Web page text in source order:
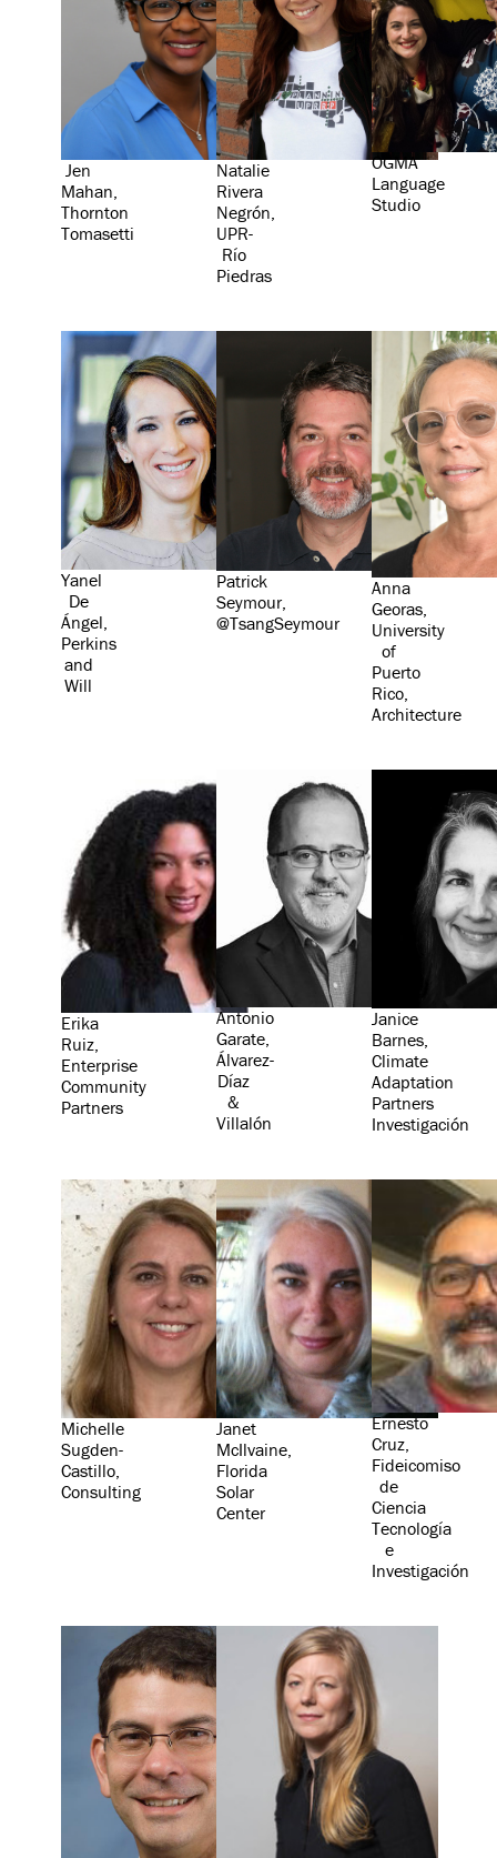
Jen
Mahan,
Thornton
Tomasetti
Natalie
Rivera
Negrón,
UPR-
Río
Piedras
OGMA
Language
Studio
Yanel
De
Ángel,
Perkins
and
Will
Patrick
Seymour,
@TsangSeymour
Anna
Georas,
University
of
Puerto
Rico,
Architecture
Erika
Ruiz,
Enterprise
Community
Partners
Antonio
Garate,
Álvarez-
Díaz
&
Villalón
Janice
Barnes,
Climate
Adaptation
Partners
Investigación
Michelle
Sugden-
Castillo,
Consulting
Janet
McIlvaine,
Florida
Solar
Center
Ernesto
Cruz,
Fideicomiso
de
Ciencia
Tecnología
e
Investigación